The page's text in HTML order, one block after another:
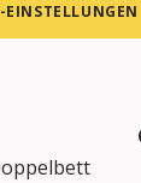
EINSTELLUNGEN